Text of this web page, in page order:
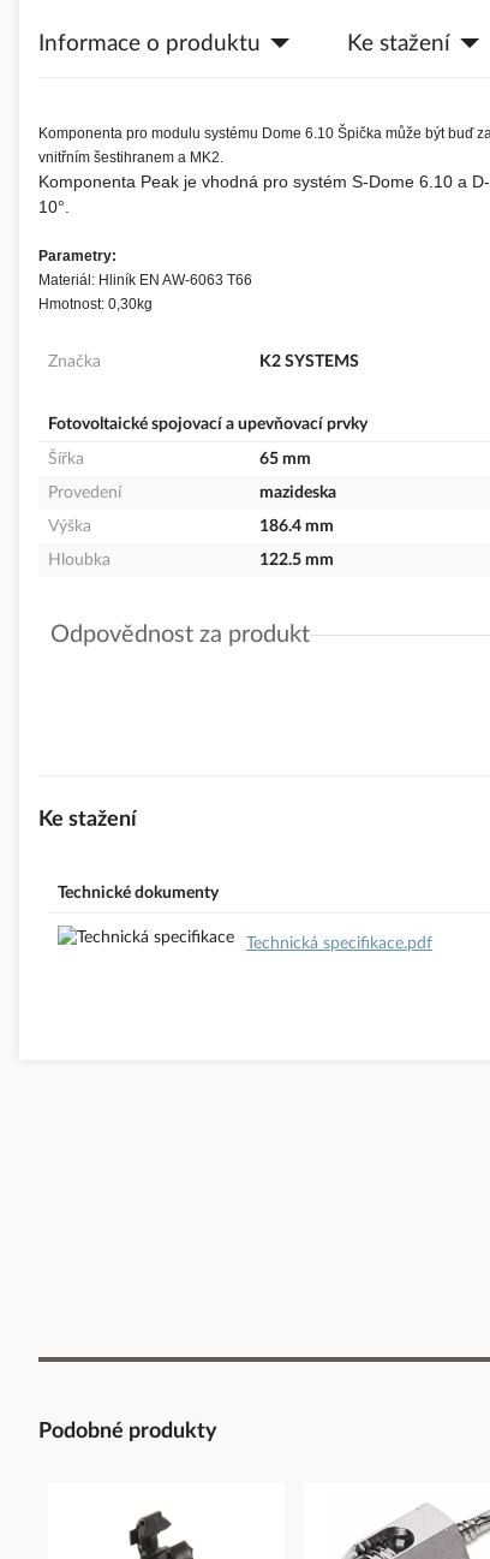
obrázky
Informace o produktu Ke stažení
Komponenta pro modulu systému Dome 6.10 Špička může být buď
vnitřním šestihranem a MK2.
Komponenta Peak je vhodná pro systém S-Dome 6.10 a
10°.
Parametry:
Materiál: Hliník EN AW-6063 T66
Hmotnost: 0,30kg
Značka K2 SYSTEMS
Fotovoltaické spojovací a upevňovací prvky
Šířka
65 mm
Provedení
mazideska
Výška
186.4 mm
Hloubka
122.5 mm
GPSR Details
Odpovědnost za produkt
Ke stažení
Technické dokumenty
Technická specifikace.pdf
Podobné produkty